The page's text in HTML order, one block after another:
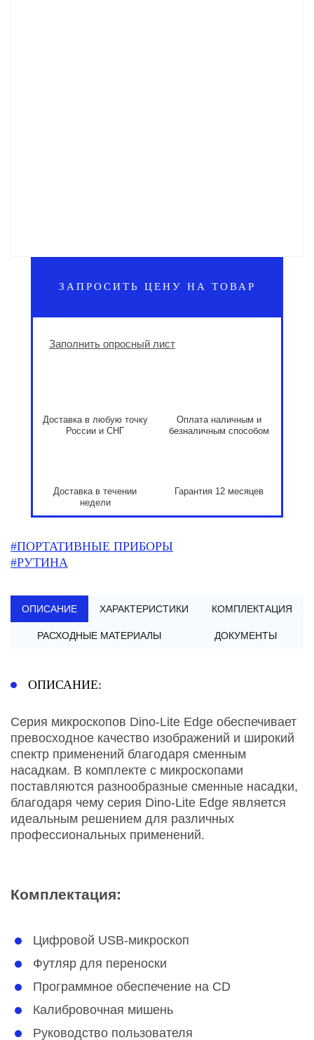
ЗАПРОСИТЬ ЦЕНУ НА ТОВАР
Заполнить опросный лист
Доставка в любую точку
России и СНГ
Оплата наличным и
безналичным способом
Доставка в течении
недели
Гарантия 12 месяцев
#ПОРТАТИВНЫЕ ПРИБОРЫ
#РУТИНА
ОПИСАНИЕ ХАРАКТЕРИСТИКИ КОМПЛЕКТАЦИЯ
РАСХОДНЫЕ МАТЕРИАЛЫ ДОКУМЕНТЫ
ОПИСАНИЕ:
Серия микроскопов Dino-Lite Edge обеспечивает
превосходное качество изображений и широкий
спектр применений благодаря сменным
насадкам. В комплекте с микроскопами
поставляются разнообразные сменные насадки,
благодаря чему серия Dino-Lite Edge является
идеальным решением для различных
профессиональных применений.
Комплектация:
Цифровой USB-микроскоп
Футляр для переноски
Программное обеспечение на CD
Калибровочная мишень
Руководство пользователя